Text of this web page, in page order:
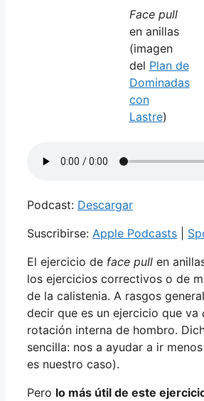
Face pull
en anillas
(imagen
del Plan de
Dominadas
con
Lastre)
Podcast: Descargar
Suscribirse: Apple Podcasts
El ejercicio de face pull en
los ejercicios correctivos o de
de la calistenia. A rasgos
decir que es un ejercicio que va
rotación interna de hombro.
sencilla: nos a ayudar a ir
es nuestro caso).
Pero lo más útil de este